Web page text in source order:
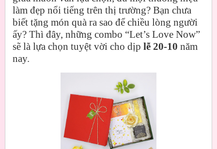
làm đẹp nổi tiếng trên thị trường? Bạn chưa
biết tặng món quà ra sao để chiều lòng người
ấy? Thì đây, những combo “Let’s Love Now”
sẽ là lựa chọn tuyệt vời cho dịp lễ 20-10 năm
nay.